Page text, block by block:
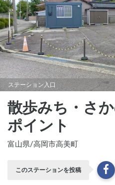
ステーション入口
散歩みち・さ
ポイント
富山県/高岡市高美町
このステーションを投稿